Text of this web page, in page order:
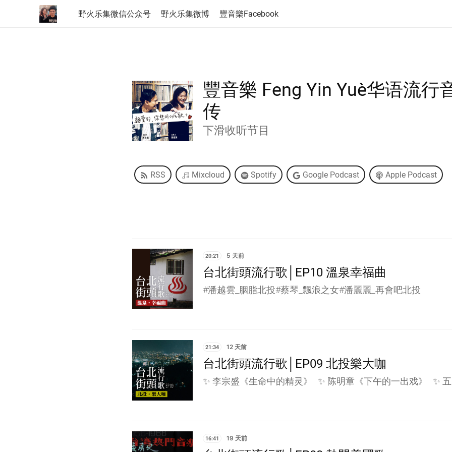
野火乐集微信公众号 野火乐集微博 豐音樂Facebook
豐音樂 Feng Yin Yue－华语流
传
下滑收听节目
RSS Mixcloud Spotify Google Podcast Apple Podcast
20:21 5 天前
台北街頭流行歌│EP10 溫泉幸福曲
#潘越雲_胭脂北投#蔡琴_飄浪之女#潘麗麗_再會吧北投
21:34 12 天前
台北街頭流行歌│EP09 北投樂大咖
✨ 李宗盛《生命中的精灵》 ✨ 陈明章《下午的一出戏》 ✨ 五
16:41 19 天前